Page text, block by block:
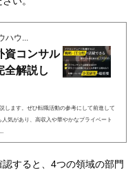
ハウ...
資コンサル
全解説し
します。ぜひ転職活動の参考にして前進して
気があり、高収入や華やかなプライベート
すると、4つの領域の部門